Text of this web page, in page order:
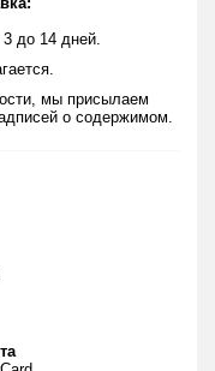
3 до 14 дней.
мы присылаем
о содержимом.